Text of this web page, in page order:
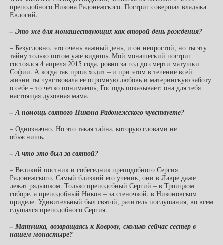
преподобного Никона Радонежского. Постриг совершал владыка
Евлогий.
– Это же для монашествующих как второй день рождения?
– Безусловно, это очень важный день, и он непростой, но ты эту
тайну только потом уже видишь. Мой монашеский постриг
состоялся 4 апреля 2015 года, ровно за год до смерти матушки
Софии. А когда так происходит – и при этом в течение всей
жизни ты чувствовала ее огромную любовь и материнскую заботу
о себе – то четко понимаешь, Господь показывает: она для тебя
настоящая духовная мама.
– А помощь святого Никона Радонежского чувствуете?
– Однозначно. Но это такая тайна, которую словами не
объяснишь.
– А что это был за святой?
– Великий постник и собеседник преподобного Сергия
Радонежского. Самый близкий его ученик, они в Лавре даже
лежат рядышком. Только преподобный Сергий – в Троицком
соборе, а преподобный Никон – за стеночкой, в Никоновском
приделе. Удивительный был святой, рачитель послушания, во всем
слушался преподобного Сергия.
– Матушка, возвращаясь к Коврову, сколько сейчас сестер в
нашем монастыре?